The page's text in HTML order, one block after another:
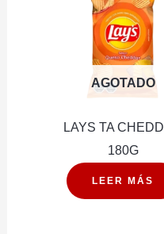
AGOTADO
LAYS TA
180G
LEER MÁS